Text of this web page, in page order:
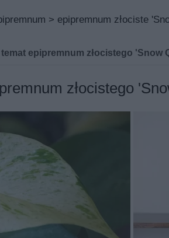
> epipremnum złociste
epipremnum złocistego 'Snow
'Snow Queen' znana pod
to wyspa Moorea, a w
epipremnum złocistego
queen rośnie rocznie od 25 do 35
queen' jest pnący, kępiasty, luźny i
queen ma kwiaty w kolorach
złocistego